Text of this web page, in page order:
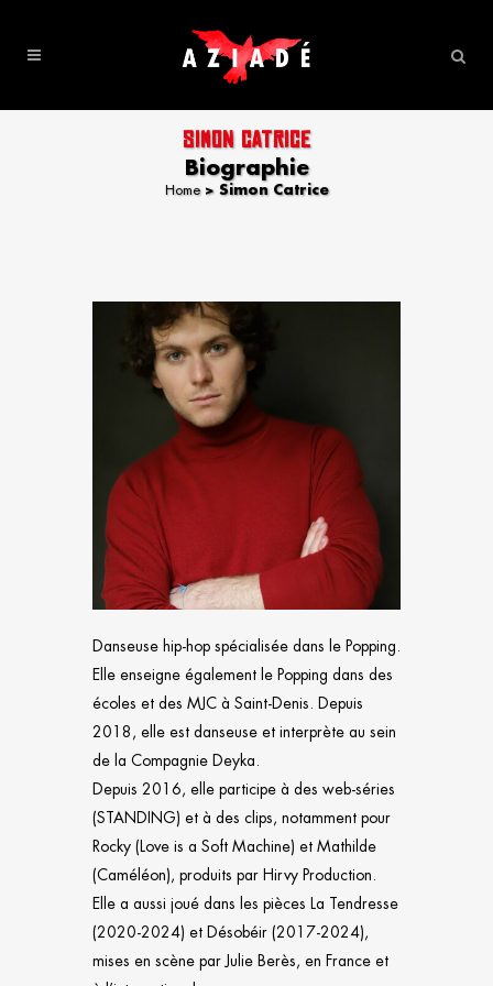
SIMON CATRICE
Biographie
Home> Simon Catrice
Danseuse hip-hop spécialisée dans le Popping.
Elle enseigne également le Popping dans des
écoles et des MJC à Saint-Denis. Depuis
2018, elle est danseuse et interprète au sein
de la Compagnie Deyka.
Depuis 2016, elle participe à des web-séries
(STANDING) et à des clips, notamment pour
Rocky (Love is a Soft Machine) et Mathilde
(Caméléon), produits par Hirvy Production.
Elle a aussi joué dans les pièces La Tendresse
(2020-2024) et Désobéir (2017-2024),
mises en scène par Julie Berès, en France et